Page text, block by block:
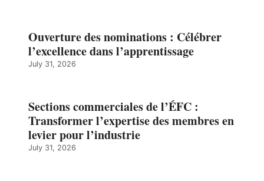
Ouverture des nominations : Célébrer
l’excellence dans l’apprentissage
July 31, 2026
Sections commerciales de l’ÉFC :
Transformer l’expertise des membres en
levier pour l’industrie
July 31, 2026